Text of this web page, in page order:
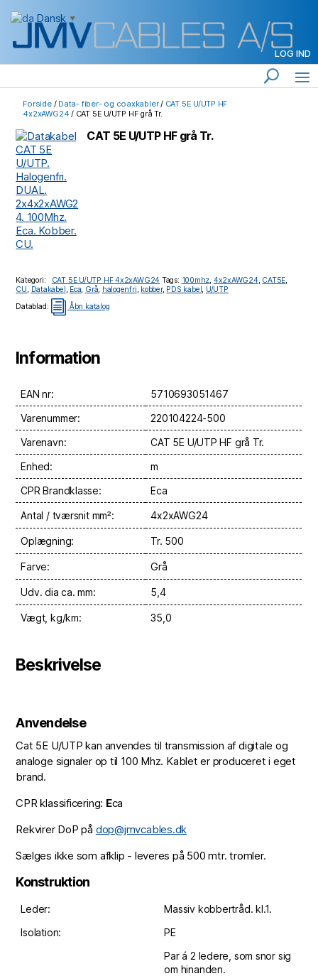
LOG IND
Forside/ Data- fiber- og coaxkabler/ CAT 5E U/UTP HF
4x2xAWG24 / CAT 5E U/UTP HF grå Tr.
CAT 5E U/UTP HF grå Tr.
Kategori: CAT 5E U/UTP HF 4x2xAWG24 Tags: 100mhz, 4x2xAWG24, CAT5E,
CU, Datakabel, Eca, Grå, halogenfri, kobber, PDS kabel, U/UTP
Datablad: i Åbn katalog
Information
EAN nr:
5710693051467
Varenummer:
220104224-500
Varenavn:
CAT 5E U/UTP HF grå Tr.
Enhed:
m
CPR Brandklasse:
Eca
Antal / tværsnit mm²: 4x2xAWG24
Oplægning: Tr. 500
Farve: Grå
Udv. dia ca. mm: 5,4
Vægt, kg/km: 35,0
Beskrivelse
Anvendelse
Cat 5E U/UTP kan anvendes til transmission af digitale og
analoge signaler op til 100 Mhz. Kablet er produceret i eget
brand.
CPR klassificering: Eca
Rekvirer DoP på dop@jmvcables.dk
Sælges ikke som afklip - leveres på 500 mtr. tromler.
Konstruktion
Leder:
Massiv kobbertråd. kl.1.
Isolation:
PE
Par á 2 ledere, som snor sig
om hinanden.
Dansk ▼